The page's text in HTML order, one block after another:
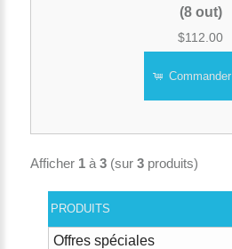
(8 out)
$112.00
Commander
Afficher 1à 3(sur 3produits)
PRODUITS
Offres spéciales